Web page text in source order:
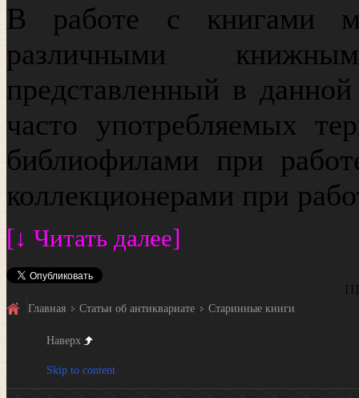
В работе с книгами
различными
представленный в
часто употребляемых
библиофилами при
коллекционерами при
[↓ Читать далее]
Главная
Статьи об антиквариате Старинные книги
Наверх
Skip to content